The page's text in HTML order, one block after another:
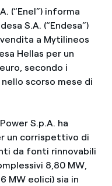
(“Enel”) informa
S.A. (“Endesa”)
a Mytilineos
Hellas per un
secondo i
scorso mese di
S.p.A. ha
un corrispettivo di
da fonti rinnovabili
8,80 MW,
MW eolici) sia in